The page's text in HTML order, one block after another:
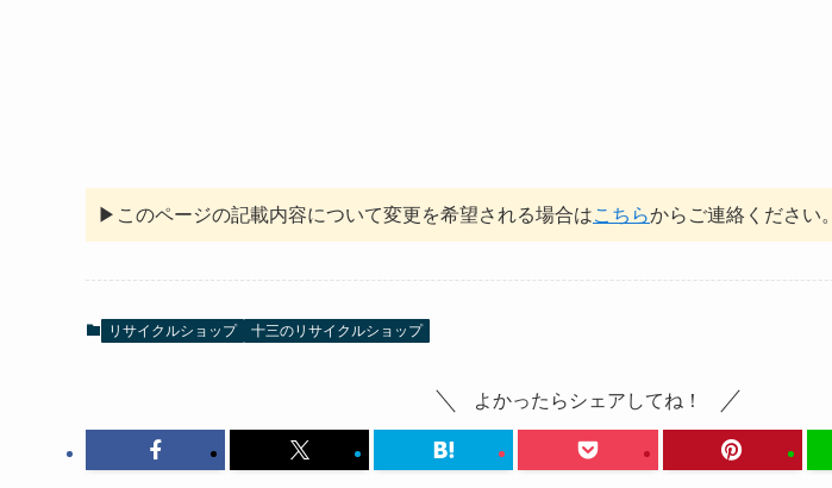
▶このページの記載内容について変更を希望される場合はこちらからご連絡ください。
リサイクルショップ 十三のリサイクルショップ
よかったらシェアしてね！